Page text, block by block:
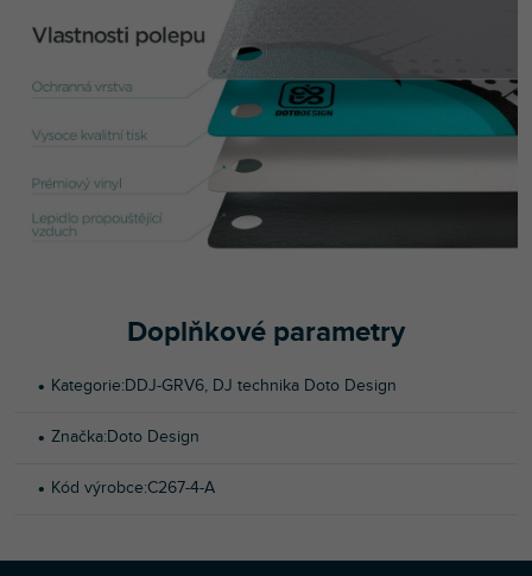
Doplňkové parametry
Kategorie:DDJ-GRV6, DJ technika Doto Design
Značka:Doto Design
Kód výrobce:C267-4-A